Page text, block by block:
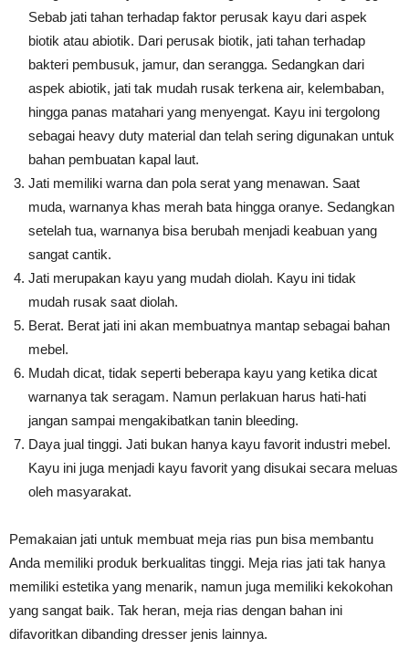
Sebab jati tahan terhadap faktor perusak kayu dari aspek
biotik atau abiotik. Dari perusak biotik, jati tahan terhadap
bakteri pembusuk, jamur, dan serangga. Sedangkan dari
aspek abiotik, jati tak mudah rusak terkena air, kelembaban,
hingga panas matahari yang menyengat. Kayu ini tergolong
sebagai heavy duty material dan telah sering digunakan untuk
bahan pembuatan kapal laut.
Jati memiliki warna dan pola serat yang menawan. Saat
muda, warnanya khas merah bata hingga oranye. Sedangkan
setelah tua, warnanya bisa berubah menjadi keabuan yang
sangat cantik.
Jati merupakan kayu yang mudah diolah. Kayu ini tidak
mudah rusak saat diolah.
Berat. Berat jati ini akan membuatnya mantap sebagai bahan
mebel.
Mudah dicat, tidak seperti beberapa kayu yang ketika dicat
warnanya tak seragam. Namun perlakuan harus hati-hati
jangan sampai mengakibatkan tanin bleeding.
Daya jual tinggi. Jati bukan hanya kayu favorit industri mebel.
Kayu ini juga menjadi kayu favorit yang disukai secara meluas
oleh masyarakat.
Pemakaian jati untuk membuat meja rias pun bisa membantu
Anda memiliki produk berkualitas tinggi. Meja rias jati tak hanya
memiliki estetika yang menarik, namun juga memiliki kekokohan
yang sangat baik. Tak heran, meja rias dengan bahan ini
difavoritkan dibanding dresser jenis lainnya.